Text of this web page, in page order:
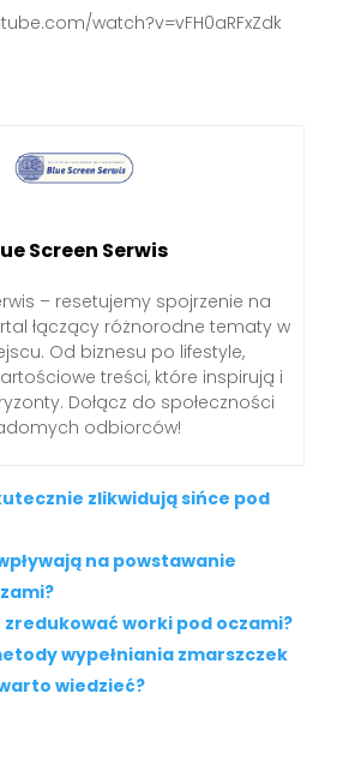
watch?v=vFH0aRFxZdk
Screen Serwis
– resetujemy spojrzenie na
łączący różnorodne tematy w
Od biznesu po lifestyle,
treści, które inspirują i
Dołącz do społeczności
odbiorców!
zlikwidują sińce pod
na powstawanie
worki pod oczami?
wypełniania zmarszczek
wiedzieć?